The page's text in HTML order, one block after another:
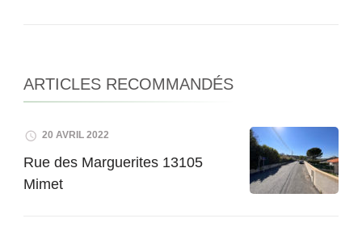
ARTICLES RECOMMANDÉS
20 AVRIL 2022
Rue des Marguerites 13105
Mimet